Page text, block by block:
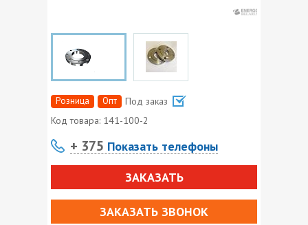
Розница Опт
Под заказ
Код товара: 141-100-2
+ 375 Показать телефоны
ЗАКАЗАТЬ
ЗАКАЗАТЬ ЗВОНОК